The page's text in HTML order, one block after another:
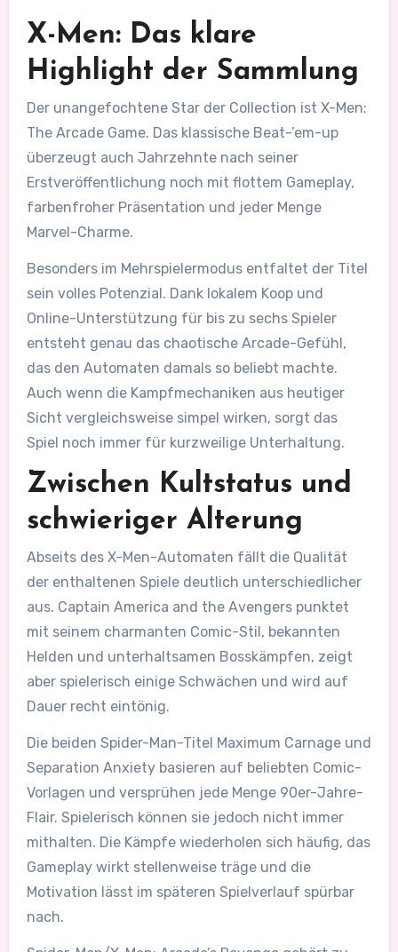
X-Men: Das klare
Highlight der Sammlung
Der unangefochtene Star der Collection ist X-Men:
The Arcade Game. Das klassische Beat-’em-up
überzeugt auch Jahrzehnte nach seiner
Erstveröffentlichung noch mit flottem Gameplay,
farbenfroher Präsentation und jeder Menge
Marvel-Charme.
Besonders im Mehrspielermodus entfaltet der Titel
sein volles Potenzial. Dank lokalem Koop und
Online-Unterstützung für bis zu sechs Spieler
entsteht genau das chaotische Arcade-Gefühl,
das den Automaten damals so beliebt machte.
Auch wenn die Kampfmechaniken aus heutiger
Sicht vergleichsweise simpel wirken, sorgt das
Spiel noch immer für kurzweilige Unterhaltung.
Zwischen Kultstatus und
schwieriger Alterung
Abseits des X-Men-Automaten fällt die Qualität
der enthaltenen Spiele deutlich unterschiedlicher
aus. Captain America and the Avengers punktet
mit seinem charmanten Comic-Stil, bekannten
Helden und unterhaltsamen Bosskämpfen, zeigt
aber spielerisch einige Schwächen und wird auf
Dauer recht eintönig.
Die beiden Spider-Man-Titel Maximum Carnage und
Separation Anxiety basieren auf beliebten Comic-
Vorlagen und versprühen jede Menge 90er-Jahre-
Flair. Spielerisch können sie jedoch nicht immer
mithalten. Die Kämpfe wiederholen sich häufig, das
Gameplay wirkt stellenweise träge und die
Motivation lässt im späteren Spielverlauf spürbar
nach.